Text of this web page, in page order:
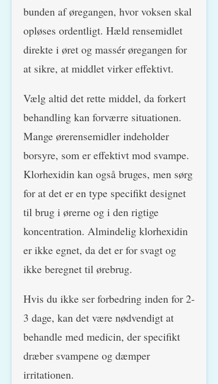
bunden af øregangen, hvor voksen skal
opløses ordentligt. Hæld rensemidlet
direkte i øret og massér øregangen for
at sikre, at middlet virker effektivt.
Vælg altid det rette middel, da forkert
behandling kan forværre situationen.
Mange ørerensemidler indeholder
borsyre, som er effektivt mod svampe.
Klorhexidin kan også bruges, men sørg
for at det er en type specifikt designet
til brug i ørerne og i den rigtige
koncentration. Almindelig klorhexidin
er ikke egnet, da det er for svagt og
ikke beregnet til ørebrug.
Hvis du ikke ser forbedring inden for 2-
3 dage, kan det være nødvendigt at
behandle med medicin, der specifikt
dræber svampene og dæmper
irritationen.